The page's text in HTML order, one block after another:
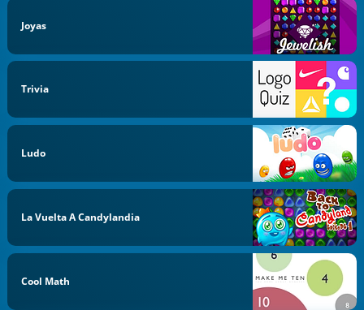
Joyas
Trivia
Ludo
La Vuelta A Candylandia
Cool Math